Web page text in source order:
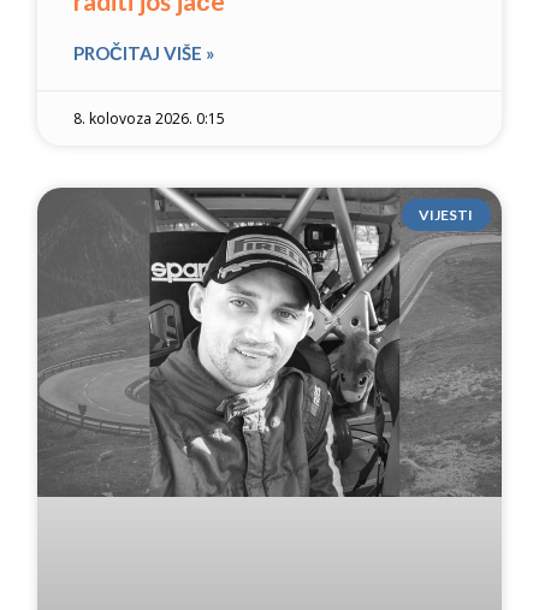
PROČITAJ VIŠE »
8. kolovoza 2026. 0:15
VIJESTI